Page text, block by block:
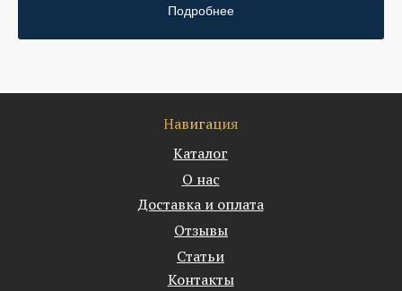
Подробнее
Навигация
Каталог
О нас
Доставка и оплата
Отзывы
Статьи
Контакты